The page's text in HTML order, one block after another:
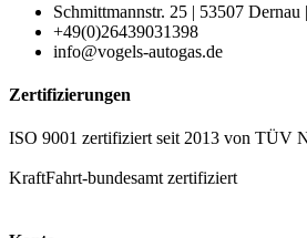
Schmittmannstr. 25 | 53507 Dernau
+49(0)26439031398
info@vogels-autogas.de
Zertifizierungen
ISO 9001 zertifiziert seit 2013 von TÜV
KraftFahrt-bundesamt zertifiziert